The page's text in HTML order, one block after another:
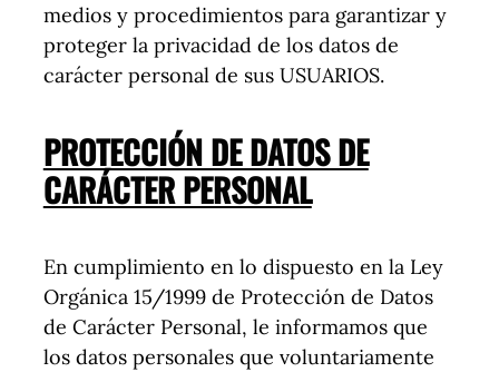
medios y procedimientos para garantizar y
proteger la privacidad de los datos de
carácter personal de sus USUARIOS.
PROTECCIÓN DE DATOS DE
CARÁCTER PERSONAL
En cumplimiento en lo dispuesto en la Ley
Orgánica 15/1999 de Protección de Datos
de Carácter Personal, le informamos que
los datos personales que voluntariamente